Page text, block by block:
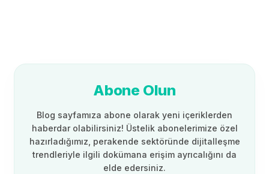
Abone Olun
Blog sayfamıza abone olarak yeni içeriklerden
haberdar olabilirsiniz! Üstelik abonelerimize özel
hazırladığımız, perakende sektöründe dijitalleşme
trendleriyle ilgili dokümana erişim ayrıcalığını da
elde edersiniz.